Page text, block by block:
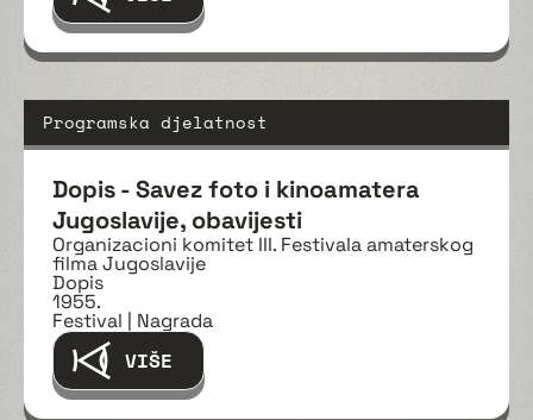
Programska djelatnost
Dopis - Savez foto i kinoamatera
Jugoslavije, obavijesti
Organizacioni komitet III. Festivala amaterskog
filma Jugoslavije
Dopis
1955.
Festival | Nagrada
VIŠE